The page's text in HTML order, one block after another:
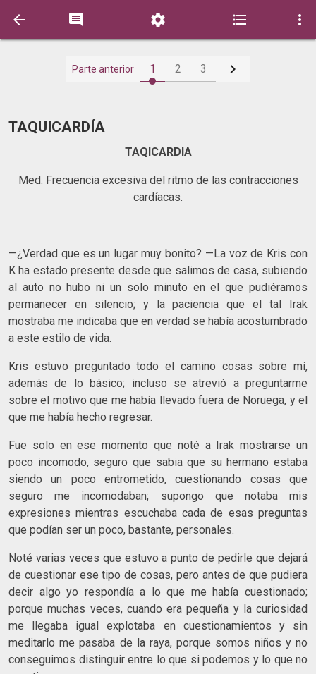
    
Parte anterior 1 2 3 
TAQUICARDÍA
TAQICARDIA
Med. Frecuencia excesiva del ritmo de las contracciones
cardíacas.
—¿Verdad que es un lugar muy bonito? —La voz de Kris con
K ha estado presente desde que salimos de casa, subiendo
al auto no hubo ni un solo minuto en el que pudiéramos
permanecer en silencio; y la paciencia que el tal Irak
mostraba me indicaba que en verdad se había acostumbrado
a este estilo de vida.
Kris estuvo preguntado todo el camino cosas sobre mí,
además de lo básico; incluso se atrevió a preguntarme
sobre el motivo que me había llevado fuera de Noruega, y el
que me había hecho regresar.
Fue solo en ese momento que noté a Irak mostrarse un
poco incomodo, seguro que sabia que su hermano estaba
siendo un poco entrometido, cuestionando cosas que
seguro me incomodaban; supongo que notaba mis
expresiones mientras escuchaba cada de esas preguntas
que podían ser un poco, bastante, personales.
Noté varias veces que estuvo a punto de pedirle que dejará
de cuestionar ese tipo de cosas, pero antes de que pudiera
decir algo yo respondía a lo que me había cuestionado;
porque muchas veces, cuando era pequeña y la curiosidad
me llegaba igual explotaba en cuestionamientos y sin
meditarlo me pasaba de la raya, porque somos niños y no
conseguimos distinguir entre lo que si podemos y lo que no